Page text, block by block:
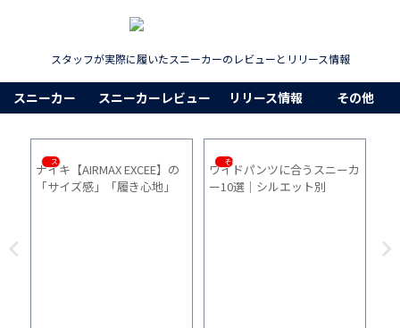
スタッフが実際に履いたスニーカーのレビューとリリース情報
スニーカー スニーカーレビュー リリース情報 その他
スニーカー
ナイキ【AIRMAX EXCEE】の
「サイズ感」「履き心地」
その他
ワイドパンツに合うスニーカ
ー10選｜シルエット別